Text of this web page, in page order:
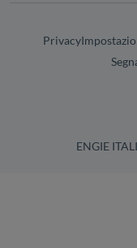
Privacy
ENGIE